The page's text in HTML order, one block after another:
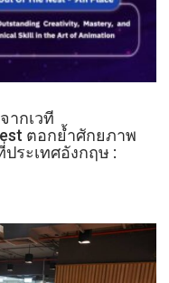
ากเวที
ตอกย้ำศักยภาพ
ระเทศอังกฤษ :